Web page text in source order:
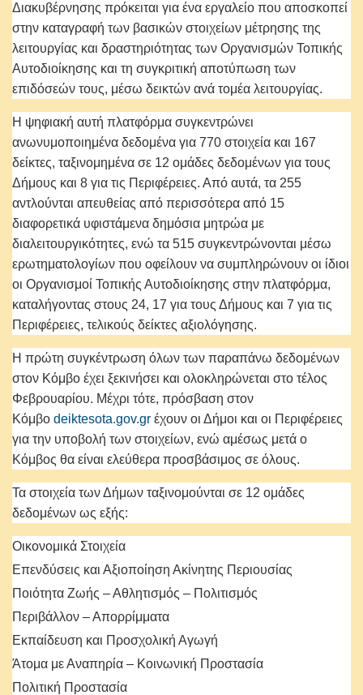
Διακυβέρνησης πρόκειται για ένα εργαλείο που αποσκοπεί
στην καταγραφή των βασικών στοιχείων μέτρησης της
λειτουργίας και δραστηριότητας των Οργανισμών Τοπικής
Αυτοδιοίκησης και τη συγκριτική αποτύπωση των
επιδόσεών τους, μέσω δεικτών ανά τομέα λειτουργίας.
Η ψηφιακή αυτή πλατφόρμα συγκεντρώνει
ανωνυμοποιημένα δεδομένα για 770 στοιχεία και 167
δείκτες, ταξινομημένα σε 12 ομάδες δεδομένων για τους
Δήμους και 8 για τις Περιφέρειες. Από αυτά, τα 255
αντλούνται απευθείας από περισσότερα από 15
διαφορετικά υφιστάμενα δημόσια μητρώα με
διαλειτουργικότητες, ενώ τα 515 συγκεντρώνονται μέσω
ερωτηματολογίων που οφείλουν να συμπληρώνουν οι ίδιοι
οι Οργανισμοί Τοπικής Αυτοδιοίκησης στην πλατφόρμα,
καταλήγοντας στους 24, 17 για τους Δήμους και 7 για τις
Περιφέρειες, τελικούς δείκτες αξιολόγησης.
Η πρώτη συγκέντρωση όλων των παραπάνω δεδομένων
στον Κόμβο έχει ξεκινήσει και ολοκληρώνεται στο τέλος
Φεβρουαρίου. Μέχρι τότε, πρόσβαση στον
Κόμβο deiktesota.gov.gr έχουν οι Δήμοι και οι Περιφέρειες
για την υποβολή των στοιχείων, ενώ αμέσως μετά ο
Κόμβος θα είναι ελεύθερα προσβάσιμος σε όλους.
Τα στοιχεία των Δήμων ταξινομούνται σε 12 ομάδες
δεδομένων ως εξής:
Οικονομικά Στοιχεία
Επενδύσεις και Αξιοποίηση Ακίνητης Περιουσίας
Ποιότητα Ζωής – Αθλητισμός – Πολιτισμός
Περιβάλλον – Απορρίμματα
Εκπαίδευση και Προσχολική Αγωγή
Άτομα με Αναπηρία – Κοινωνική Προστασία
Πολιτική Προστασία